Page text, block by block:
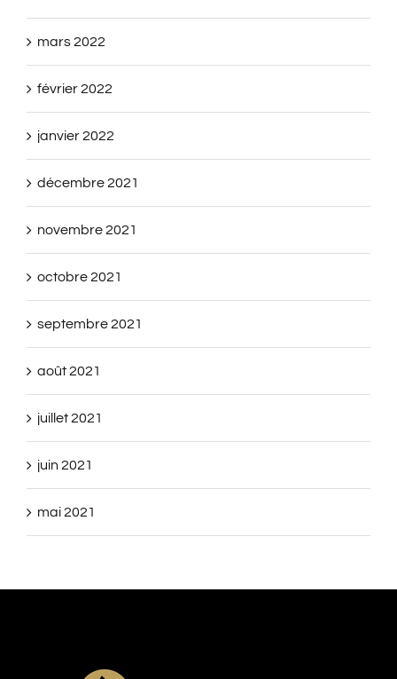
mars 2022
février 2022
janvier 2022
décembre 2021
novembre 2021
octobre 2021
septembre 2021
août 2021
juillet 2021
juin 2021
mai 2021